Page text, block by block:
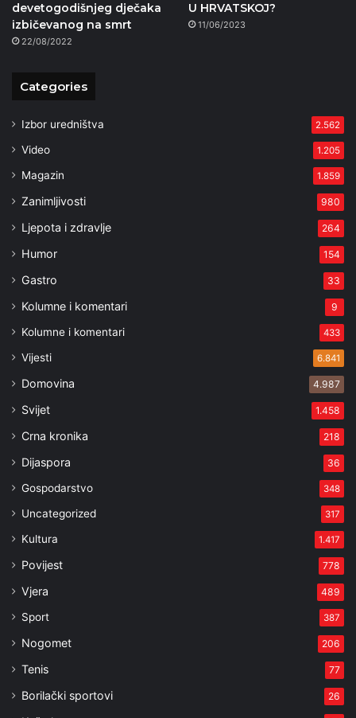
devetogodišnjeg dječaka
izbičevanog na smrt
22/08/2022
U HRVATSKOJ?
11/06/2023
Categories
Izbor uredništva 2.562
Video 1.205
Magazin 1.859
Zanimljivosti 980
Ljepota i zdravlje 264
Humor 154
Gastro 33
Kolumne i komentari 9
Kolumne i komentari 433
Vijesti 6.841
Domovina 4.987
Svijet 1.458
Crna kronika 218
Dijaspora 36
Gospodarstvo 348
Uncategorized 317
Kultura 1.417
Povijest 778
Vjera 489
Sport 387
Nogomet 206
Tenis 77
Borilački sportovi 26